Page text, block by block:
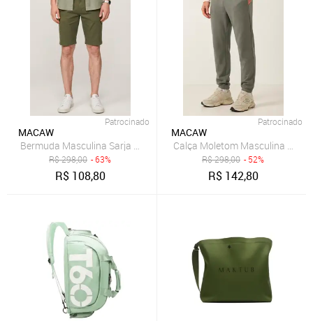
Patrocinado
MACAW
R$298,00 - 63%
R$ 108,80
Patrocinado
MACAW
R$298,00 - 52%
R$ 142,80